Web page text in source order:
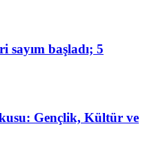
sayım başladı; 5
Gençlik, Kültür ve